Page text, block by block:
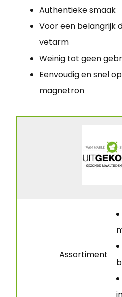
Authentieke smaak
Voor een belangrijk
vetarm
Weinig tot geen
Eenvoudig en snel
magnetron
Assortiment